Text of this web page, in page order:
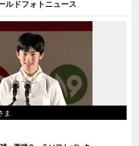
ルドフォトニュース
ま